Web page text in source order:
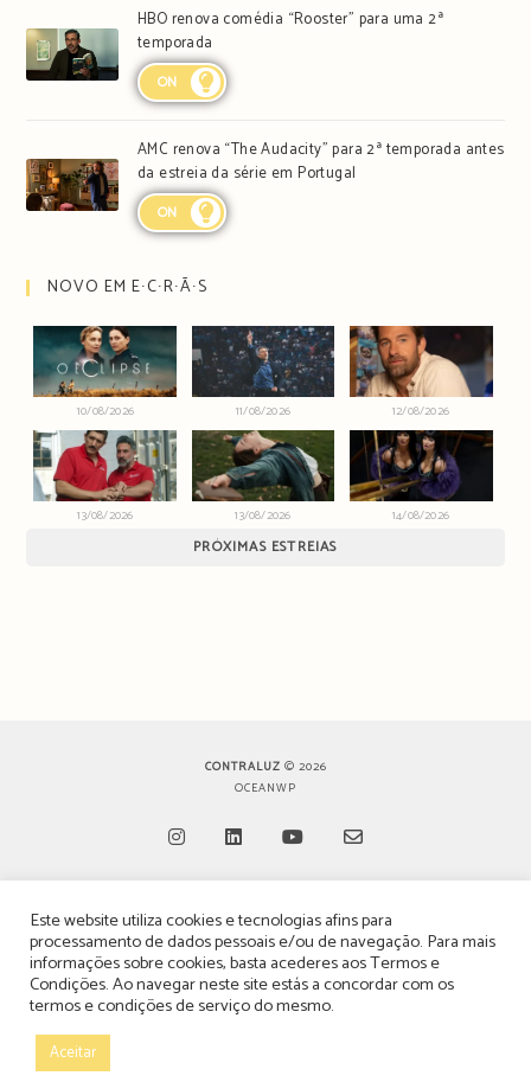
HBO renova comédia “Rooster” para uma 2ª
temporada
ON
AMC renova “The Audacity” para 2ª temporada antes
da estreia da série em Portugal
ON
NOVO EM E∙C∙R∙Ã∙S
10/08/2026 11/08/2026 12/08/2026
13/08/2026 13/08/2026 14/08/2026
PRÓXIMAS ESTREIAS
CONTRALUZ © 2026
OCEANWP
in
a
new
in
a
new
tab
in
a
new
in
a
new
TERMOS, CONDIÇÕES & POLÍTICA DE PRIVACIDADE
ESTATUTO EDITORIAL
POLÍTICA DE PUBLICIDADE E ANÚNCIOS
Este website utiliza cookies e tecnologias afins para
processamento de dados pessoais e/ou de navegação. Para mais
informações sobre cookies, basta acederes aosTermos e
Condições. Ao navegar neste site estás a concordar com os
termos e condições de serviço do mesmo.
Aceitar